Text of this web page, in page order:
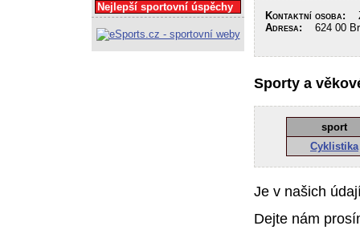
Kontaktní osoba:
Adresa: 624 00
Sporty a
sport
Cyklistika
Je v našich
Dejte nám
Nejlepší sportovní úspěchy